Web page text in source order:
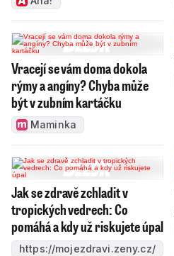
Vracejí se vám doma dokola
rýmy a angíny? Chyba může
být v zubním kartáčku
Maminka
Jak se zdravě zchladit v
tropických vedrech: Co
pomáhá a kdy už riskujete úpal
https://mojezdravi.zeny.cz/